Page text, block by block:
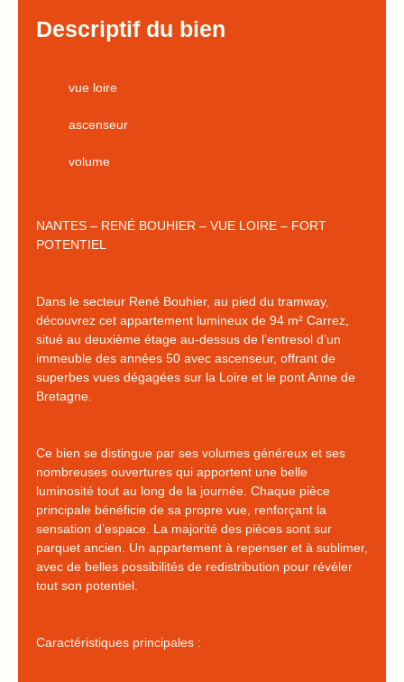
Descriptif du bien
vue loire
ascenseur
volume
NANTES – RENÉ BOUHIER – VUE LOIRE – FORT
POTENTIEL
Dans le secteur René Bouhier, au pied du tramway,
découvrez cet appartement lumineux de 94 m² Carrez,
situé au deuxième étage au-dessus de l’entresol d’un
immeuble des années 50 avec ascenseur, offrant de
superbes vues dégagées sur la Loire et le pont Anne de
Bretagne.
Ce bien se distingue par ses volumes généreux et ses
nombreuses ouvertures qui apportent une belle
luminosité tout au long de la journée. Chaque pièce
principale bénéficie de sa propre vue, renforçant la
sensation d’espace. La majorité des pièces sont sur
parquet ancien. Un appartement à repenser et à sublimer,
avec de belles possibilités de redistribution pour révéler
tout son potentiel.
Caractéristiques principales :